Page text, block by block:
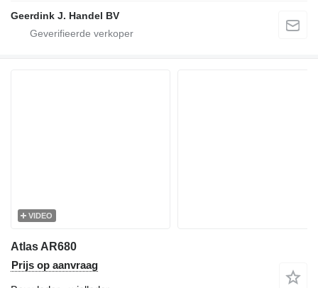
Geerdink J. Handel BV
VIDEO
Atlas AR680
Prijs op aanvraag